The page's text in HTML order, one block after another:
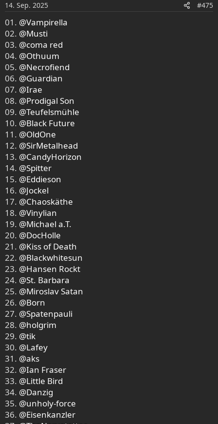
n
e
n
:
14. Sep. 2025 #475
01. @Vampirella
02. @Musti
03. @coma red
04. @Othuum
05. @Necrofiend
06. @Guardian
07. @Irae
08. @Prodigal Son
09. @Teufelsmühle
10. @Black Future
11. @OldOne
12. @SirMetalhead
13. @CandyHorizon
14. @Spitter
15. @Eddieson
16. @Jockel
17. @Chaoskäthe
18. @Vinylian
19. @Michael a.T.
20. @DocHolle
21. @Kiss of Death
22. @Blackwhitesun
23. @Hansen Rockt
24. @St. Barbara
25. @Miroslav Satan
26. @Born
27. @Spatenpauli
28. @holgrim
29. @tik
30. @Lafey
31. @aks
32. @Ian Fraser
33. @Little Bird
34. @Danzig
35. @unholy-force
36. @Eisenkanzler